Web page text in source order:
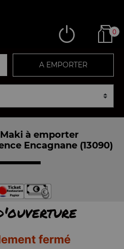
0
A EMPORTER
à emporter
Encagnane (13090)
fermé